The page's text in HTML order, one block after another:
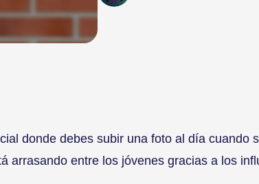
donde debes subir una foto al día cuando
arrasando entre los jóvenes gracias a los